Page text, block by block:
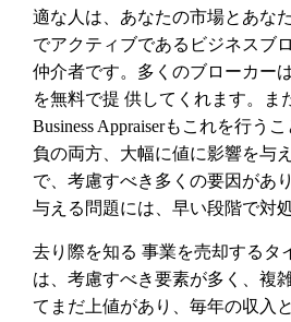
適な人は、あなたの市場とあな
でアクティブであるビジネスブ
仲介者です。多くのブローカー
を無料で提 供してくれます。ま
Business Appraiserもこれを行う
負の両方、大幅に値に影響を与
で、考慮すべき多くの要因があ
与える問題には、早い段階で対
去り際を知る 事業を売却するタ
は、考慮すべき要素が多く、複
てまだ上値があり、毎年の収入